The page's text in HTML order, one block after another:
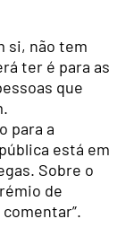
si, não tem
ter é para as
que
para a
está em
Sobre o
de